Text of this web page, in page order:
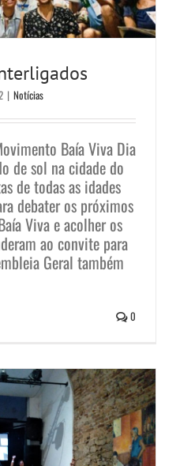
| Notícias
Baía Viva Dia
de sol na cidade do
de todas as idades
debater os próximos
Viva e acolher os
ao convite para
Geral também
0
Movimento Baía